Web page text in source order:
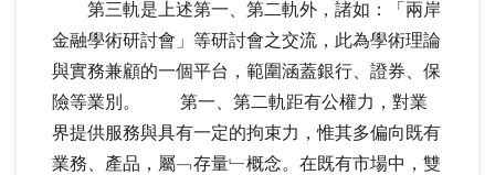
第三軌是上述第一、第二軌外，諸如：「兩岸
金融學術研討會」等研討會之交流，此為學術理論
與實務兼顧的一個平台，範圍涵蓋銀行、證券、保
險等業別。 第一、第二軌距有公權力，對業
界提供服務與具有一定的拘束力，惟其多偏向既有
業務、產品，屬﹁存量﹂概念。在既有市場中，雙